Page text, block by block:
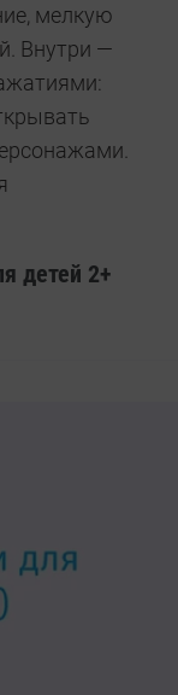
мелкую
Внутри —
детей 2+